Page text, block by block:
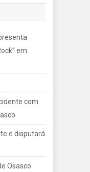
em
com
e disputará
Osasco